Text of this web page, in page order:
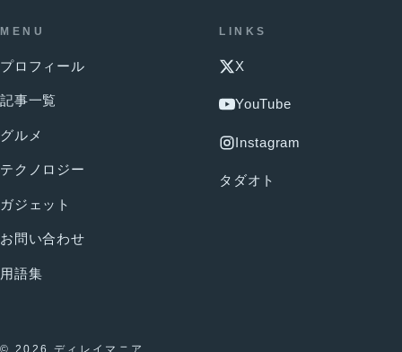
MENU
プロフィール
記事一覧
グルメ
テクノロジー
ガジェット
お問い合わせ
用語集
LINKS
X
YouTube
Instagram
タダオト
© 2026 ディレイマニア